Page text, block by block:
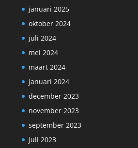
januari 2025
oktober 2024
juli 2024
mei 2024
maart 2024
januari 2024
december 2023
november 2023
september 2023
juli 2023